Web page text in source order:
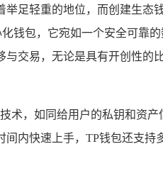
足轻重的地位，而创建生态
钱包，它宛如一个安全可靠
交易，无论是具有开创性的
，如同给用户的私钥和资
内快速上手，TP钱包还支